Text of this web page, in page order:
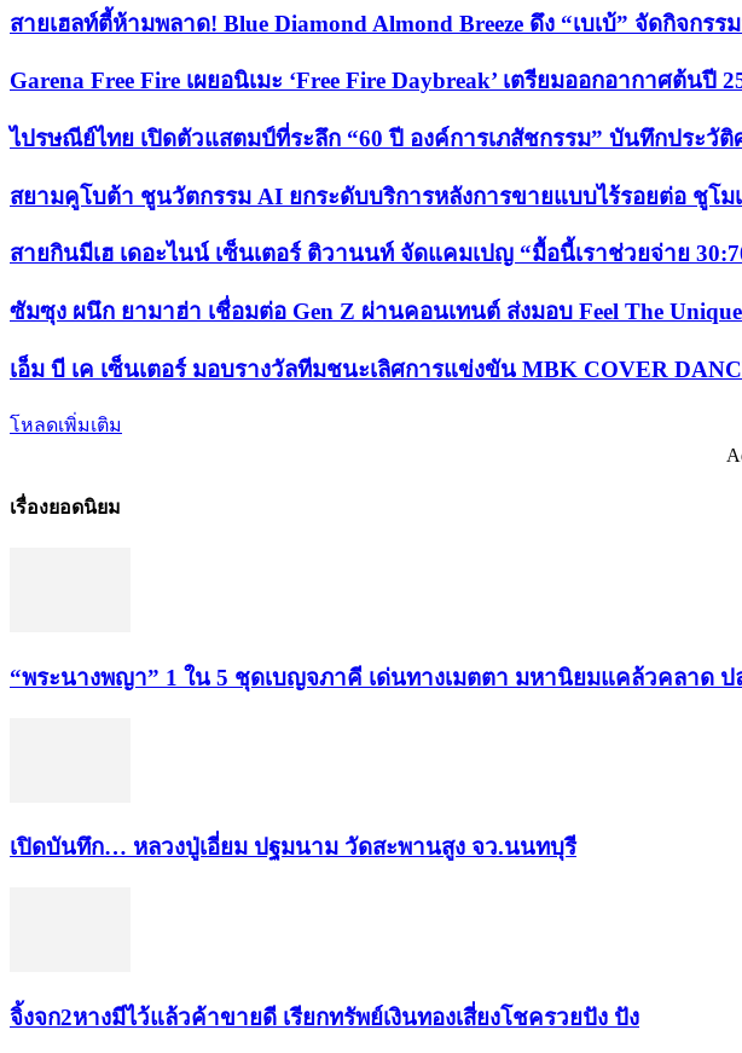
สายเฮลท์ตี้ห้ามพลาด! Blue Diamond Almond Breeze ดึง “เบเบ้” จัดกิจกร
Garena Free Fire เผยอนิเมะ ‘Free Fire Daybreak’ เตรียมออกอากาศต้นปี
ไปรษณีย์ไทย เปิดตัวแสตมป์ที่ระลึก “60 ปี องค์การเภสัชกรรม” บันทึกประวั
สยามคูโบต้า ชูนวัตกรรม AI ยกระดับบริการหลังการขายแบบไร้รอยต่อ ชูโม
สายกินมีเฮ เดอะไนน์ เซ็นเตอร์ ติวานนท์ จัดแคมเปญ “มื้อนี้เราช่วยจ่าย
ซัมซุง ผนึก ยามาฮ่า เชื่อมต่อ Gen Z ผ่านคอนเทนต์ ส่งมอบ Feel The
เอ็ม บี เค เซ็นเตอร์ มอบรางวัลทีมชนะเลิศการแข่งขัน MBK COVER
โหลดเพิ่มเติม
เรื่องยอดนิยม
“พระ​นาง​พญา” 1 ใน 5​ ชุดเบญจ​ภาคี​ เด่นทางเมตตา​ มหา​นิยม​แคล้วคลาด​ ป
เปิดบันทึก… หลวงปู่เอี่ยม ​ปฐม​นาม​ วัดสะพานสูง​ จว.นนทบุรี
จิ้งจก​2​หาง​มีไว้แล้ว​ค้าขาย​ดี​ เรียก​ทรัพย์เงินทอง​เสี่ยงโชค​รวยปัง​ ปัง​